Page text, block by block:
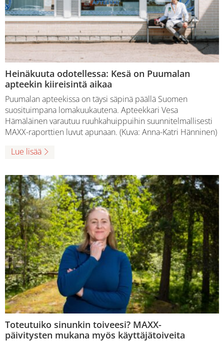
Heinäkuuta odotellessa: Kesä on Puumalan
apteekin kiireisintä aikaa
Puumalan apteekissa on täysi säpinä päällä Suomen
suosituimpana lomakuukautena. Apteekkari Vesa
Hämäläinen varautuu ruuhkahuippuihin suunnitelmallisesti
MAXX-raporttien luvut apunaan. (Kuva: Anna-Katri Hänninen)
Lue lisää
Toteutuiko sinunkin toiveesi? MAXX-
päivitysten mukana myös käyttäjätoiveita